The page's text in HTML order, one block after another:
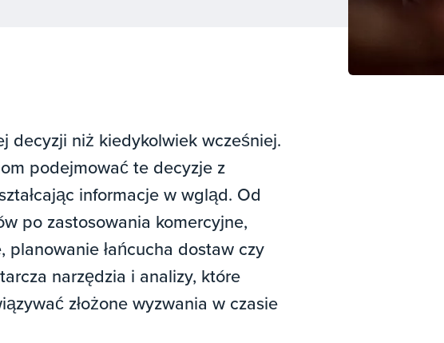
decyzji niż kiedykolwiek wcześniej.
podejmować te decyzje z
informacje w wgląd. Od
po zastosowania komercyjne,
łańcucha dostaw czy
narzędzia i analizy, które
złożone wyzwania w czasie